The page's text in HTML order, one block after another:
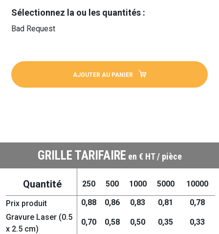
Sélectionnez la ou les quantités :
Bad Request
AJOUTER AU PANIER
GRILLE TARIFAIRE en € HT / pièce
Quantité 250 500 1000 5000 10000
Prix produit 0,88 0,86 0,83 0,81
0,78
Gravure Laser (0.5
x 2.5 cm)
0,70 0,58 0,50 0,35 0,33